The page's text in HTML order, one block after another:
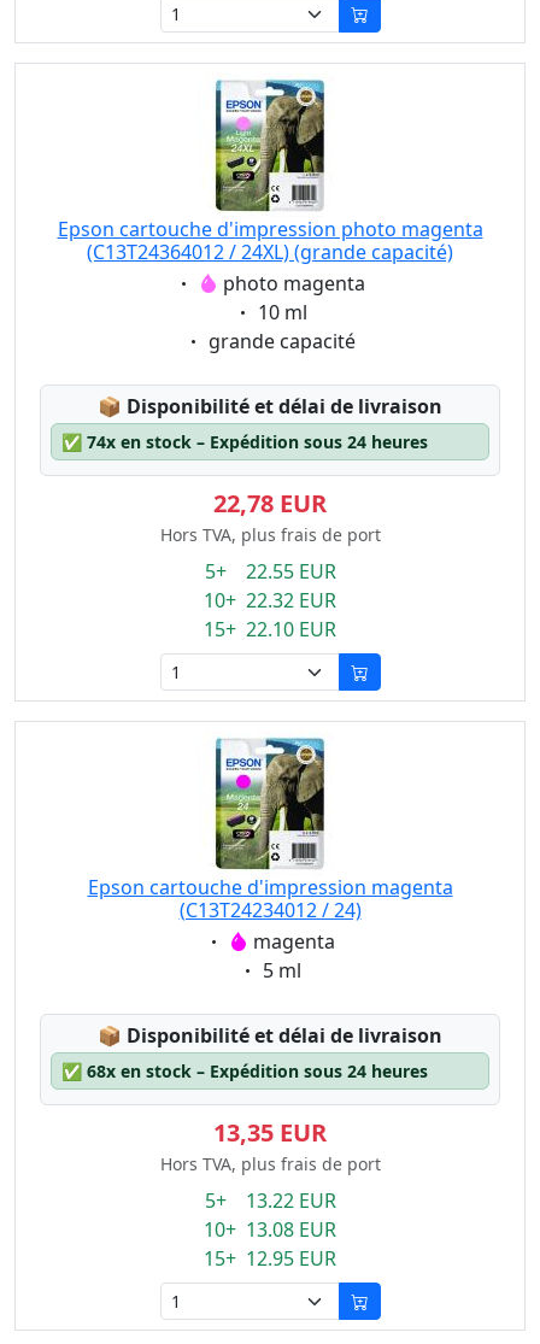
Epson cartouche d'impression photo magenta
(C13T24364012 / 24XL) (grande capacité)
Eigenschaft:
photo magenta
Eigenschaft:
10 ml
Eigenschaft:
grande capacité
📦 Lagerstatus:
Disponibilité et délai de livraison
✅ 74x en stock – Expédition sous 24 heures
22,78 EUR
Hors TVA, plus frais de port
5+ 22.55 EUR
10+ 22.32 EUR
15+ 22.10 EUR
Epson cartouche d'impression magenta
(C13T24234012 / 24)
Eigenschaft:
magenta
Eigenschaft:
5 ml
📦 Lagerstatus:
Disponibilité et délai de livraison
✅ 68x en stock – Expédition sous 24 heures
13,35 EUR
Hors TVA, plus frais de port
5+ 13.22 EUR
10+ 13.08 EUR
15+ 12.95 EUR